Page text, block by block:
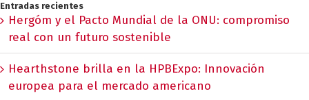
Entradas recientes
Hergóm y el Pacto Mundial de la ONU: compromiso
real con un futuro sostenible
Hearthstone brilla en la HPBExpo: Innovación
europea para el mercado americano